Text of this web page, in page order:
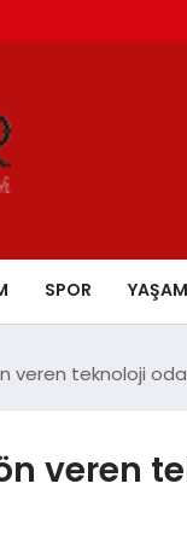
SPOR YAŞAM
veren teknoloji
veren